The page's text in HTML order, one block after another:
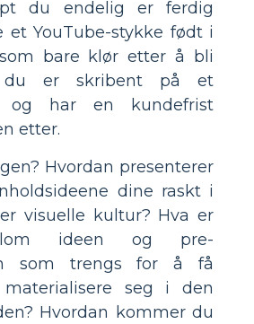
du endelig er ferdig
et YouTube-stykke født i
bare klør etter å bli
du er skribent på et
og har en kundefrist
etter.
Hvordan presenterer
dine raskt i
visuelle kultur? Hva er
ideen og pre-
som trengs for å få
seg i den
Hvordan kommer du